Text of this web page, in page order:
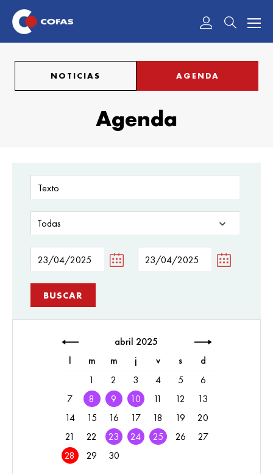
NOTICIAS AGENDA
Agenda
abril 2025
l
m m j v s
d
1
2 3 4 5
6
7
8 9 10 11 12
13
14
15 16 17 18 19
20
21
22 23 24 25 26
27
28
29 30